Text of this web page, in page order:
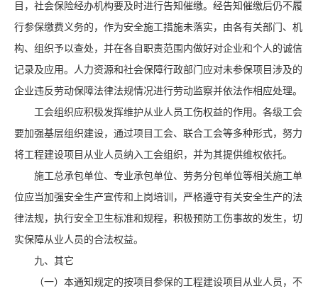
目，社会保险经办机构要及时进行告知催缴。经告知催缴后仍不履
行参保缴费义务的，作为安全施工措施未落实，由各有关部门、机
构、组织予以查处，并在各自职责范围内做好对企业和个人的诚信
记录及应用。人力资源和社会保障行政部门应对未参保项目涉及的
企业违反劳动保障法律法规情况进行劳动监察并依法作相应处理。
工会组织应积极发挥维护从业人员工伤权益的作用。各级工会
要加强基层组织建设，通过项目工会、联合工会等多种形式，努力
将工程建设项目从业人员纳入工会组织，并为其提供维权依托。
施工总承包单位、专业承包单位、劳务分包单位等相关施工单
位应当加强安全生产宣传和上岗培训，严格遵守有关安全生产的法
律法规，执行安全卫生标准和规程，积极预防工伤事故的发生，切
实保障从业人员的合法权益。
九、其它
（一）本通知规定的按项目参保的工程建设项目从业人员，不